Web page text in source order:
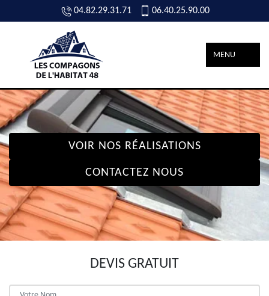
04.82.29.31.71 06.40.25.90.00
MENU
VOIR NOS RÉALISATIONS
CONTACTEZ NOUS
DEVIS GRATUIT